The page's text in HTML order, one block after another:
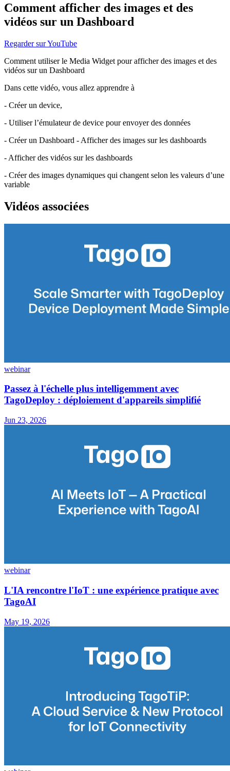
Comment afficher des images et des
vidéos sur un Dashboard
Regarder sur YouTube
Comment utiliser le Media Widget pour afficher des images et des
vidéos sur un Dashboard
Dans cette vidéo, vous allez apprendre à
- Créer un device,
- Utiliser l’émulateur de device pour envoyer des données
- Créer un Dashboard - Afficher des images sur les dashboards
- Afficher des vidéos sur les dashboards
- Créer des images dynamiques qui changent selon les valeurs d’une
variable
Vidéos associées
webinar
Passez à l'échelle plus intelligemment avec
TagoDeploy : déploiement d'appareils simplifié
Jun 23, 2026
webinar
L'IA rencontre l'IoT : une expérience pratique avec
TagoAI
May 19, 2026